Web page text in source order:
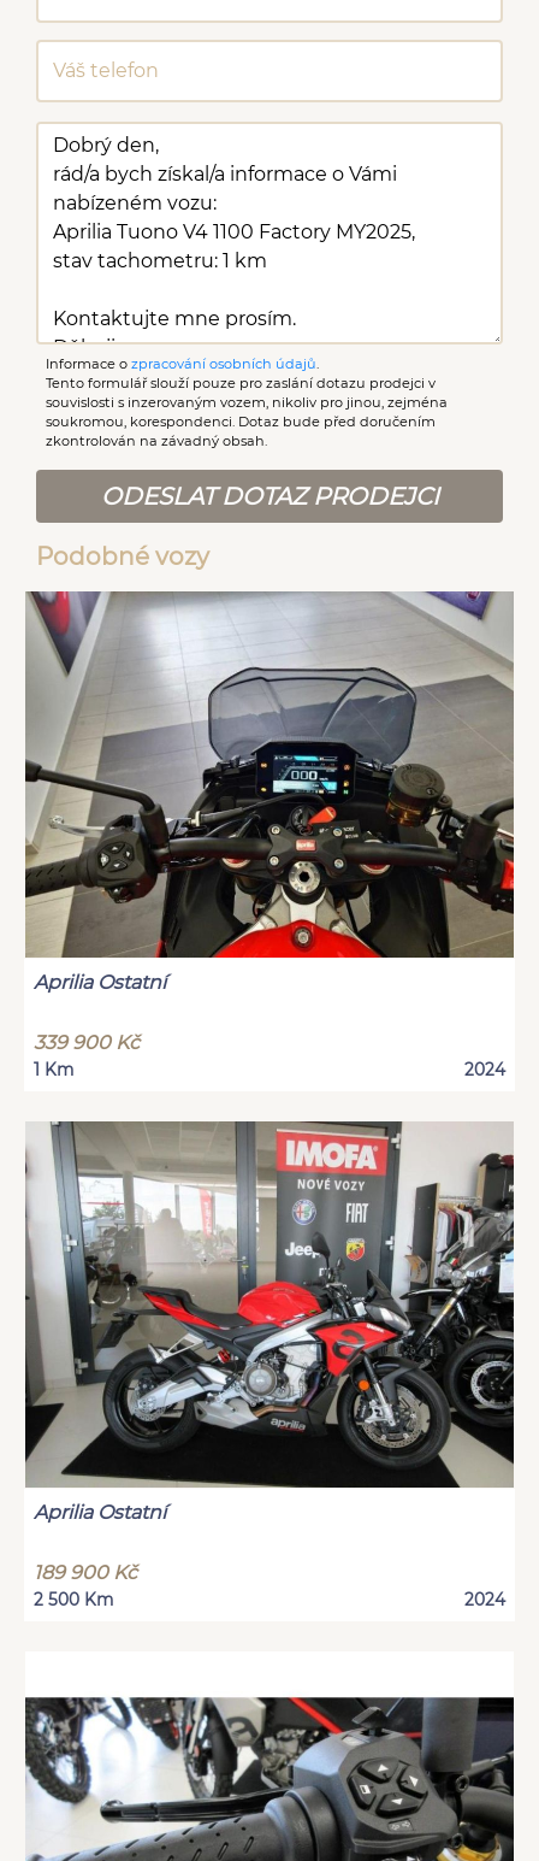
Informace o zpracování osobních údajů
Tento formulář slouží pouze pro zaslání dotazu prodejci v
souvislosti s inzerovaným vozem, nikoliv pro jinou, zejména
soukromou, korespondenci. Dotaz bude před doručením
zkontrolován na závadný obsah.
ODESLAT DOTAZ PRODEJCI
Podobné vozy
Aprilia Ostatní
339 900 Kč
1 Km 2024
Aprilia Ostatní
189 900 Kč
2 500 Km 2024